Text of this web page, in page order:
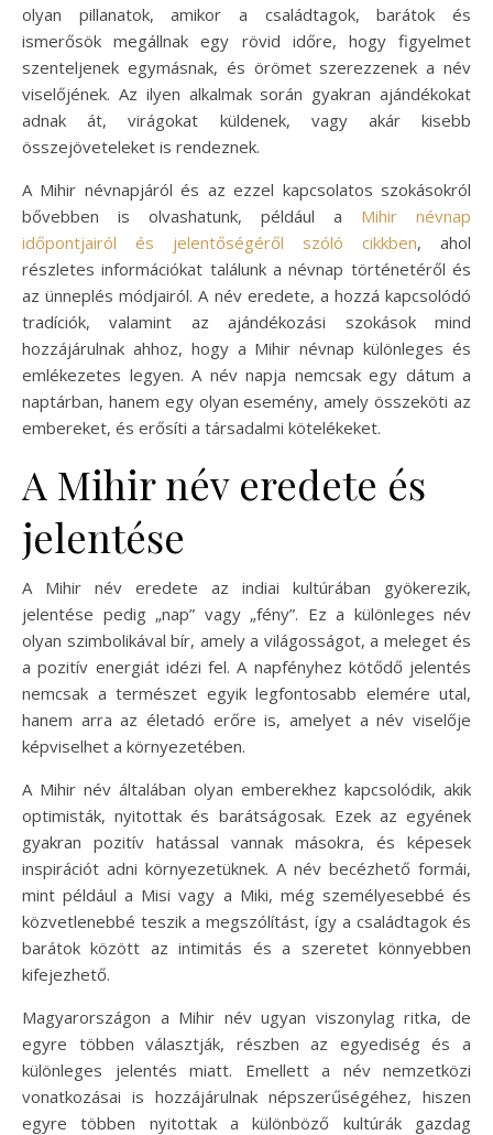
olyan pillanatok, amikor a családtagok, barátok és
ismerősök megállnak egy rövid időre, hogy figyelmet
szenteljenek egymásnak, és örömet szerezzenek a név
viselőjének. Az ilyen alkalmak során gyakran ajándékokat
adnak át, virágokat küldenek, vagy akár kisebb
összejöveteleket is rendeznek.
A Mihir névnapjáról és az ezzel kapcsolatos szokásokról
bővebben is olvashatunk, például a Mihir névnap
időpontjairól és jelentőségéről szóló cikkben, ahol
részletes információkat találunk a névnap történetéről és
az ünneplés módjairól. A név eredete, a hozzá kapcsolódó
tradíciók, valamint az ajándékozási szokások mind
hozzájárulnak ahhoz, hogy a Mihir névnap különleges és
emlékezetes legyen. A név napja nemcsak egy dátum a
naptárban, hanem egy olyan esemény, amely összeköti az
embereket, és erősíti a társadalmi kötelékeket.
A Mihir név eredete és
jelentése
A Mihir név eredete az indiai kultúrában gyökerezik,
jelentése pedig „nap” vagy „fény”. Ez a különleges név
olyan szimbolikával bír, amely a világosságot, a meleget és
a pozitív energiát idézi fel. A napfényhez kötődő jelentés
nemcsak a természet egyik legfontosabb elemére utal,
hanem arra az életadó erőre is, amelyet a név viselője
képviselhet a környezetében.
A Mihir név általában olyan emberekhez kapcsolódik, akik
optimisták, nyitottak és barátságosak. Ezek az egyének
gyakran pozitív hatással vannak másokra, és képesek
inspirációt adni környezetüknek. A név becézhető formái,
mint például a Misi vagy a Miki, még személyesebbé és
közvetlenebbé teszik a megszólítást, így a családtagok és
barátok között az intimitás és a szeretet könnyebben
kifejezhető.
Magyarországon a Mihir név ugyan viszonylag ritka, de
egyre többen választják, részben az egyediség és a
különleges jelentés miatt. Emellett a név nemzetközi
vonatkozásai is hozzájárulnak népszerűségéhez, hiszen
egyre többen nyitottak a különböző kultúrák gazdag